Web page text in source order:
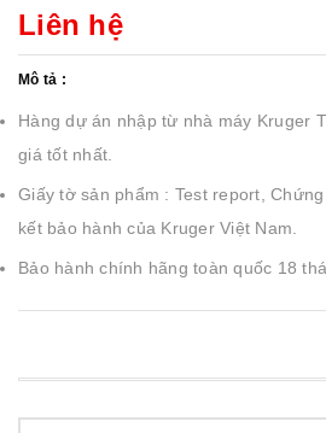
Liên hệ
Mô tả :
Hàng dự án nhập từ nhà máy Kruger
giá tốt nhất.
Giấy tờ sản phẩm : Test report,
kết bảo hành của Kruger Việt Nam.
Bảo hành chính hãng toàn quốc 18